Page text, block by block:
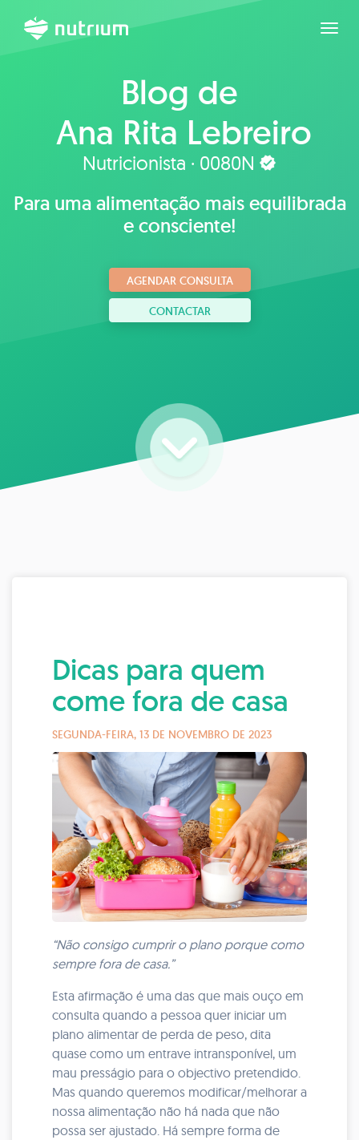
Blog de
Ana Rita Lebreiro
Nutricionista · 0080N
Para uma alimentação mais equilibrada
e consciente!
AGENDAR CONSULTA
CONTACTAR
Dicas para quem
come fora de casa
SEGUNDA-FEIRA, 13 DE NOVEMBRO DE 2023
“Não consigo cumprir o plano porque como
sempre fora de casa.”
Esta afirmação é uma das que mais ouço em
consulta quando a pessoa quer iniciar um
plano alimentar de perda de peso, dita
quase como um entrave intransponível, um
mau presságio para o objectivo pretendido.
Mas quando queremos modificar/melhorar a
nossa alimentação não há nada que não
possa ser ajustado. Há sempre forma de